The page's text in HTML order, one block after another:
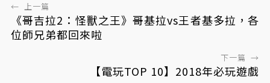
← 上一篇
《哥吉拉2：怪獸之王》哥基拉vs王者基多拉，各
位師兄弟都回來啦
下一篇 →
【電玩TOP 10】2018年必玩遊戲